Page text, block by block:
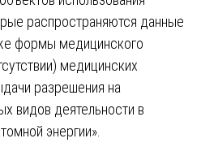
распространяются данные
формы медицинского
медицинских
разрешения на
видов деятельности в
энергии».